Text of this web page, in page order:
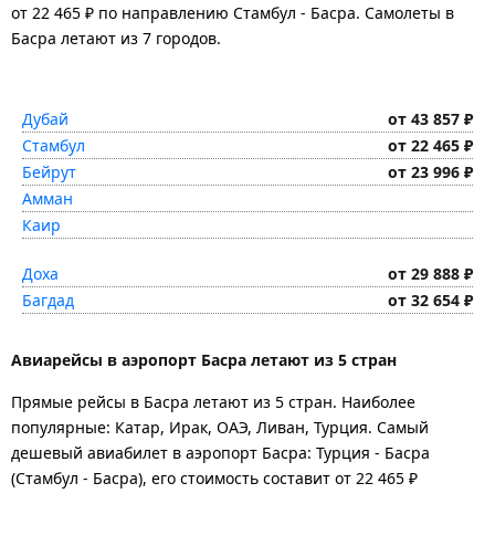
от 22 465 ₽ по направлению Стамбул - Басра. Самолеты в
Басра летают из 7 городов.
Дубай
от 43 857 ₽
Стамбул
от 22 465 ₽
Бейрут
от 23 996 ₽
Амман
Каир
Доха
от 29 888 ₽
Багдад
от 32 654 ₽
Авиарейсы в аэропорт Басра летают из 5 стран
Прямые рейсы в Басра летают из 5 стран. Наиболее
популярные: Катар, Ирак, ОАЭ, Ливан, Турция. Самый
дешевый авиабилет в аэропорт Басра: Турция - Басра
(Стамбул - Басра), его стоимость составит от 22 465 ₽